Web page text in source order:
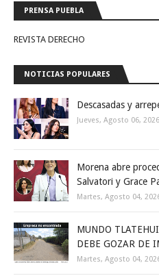
PRENSA PUEBLA
REVISTA DERECHO
NOTICIAS POPULARES
Descasadas y
Jueves, Agosto 06, 2026
Morena abre
Salvatori y Grace
Martes, Agosto 04,
MUNDO
DEBE GOZAR DE
Martes, Agosto 04,